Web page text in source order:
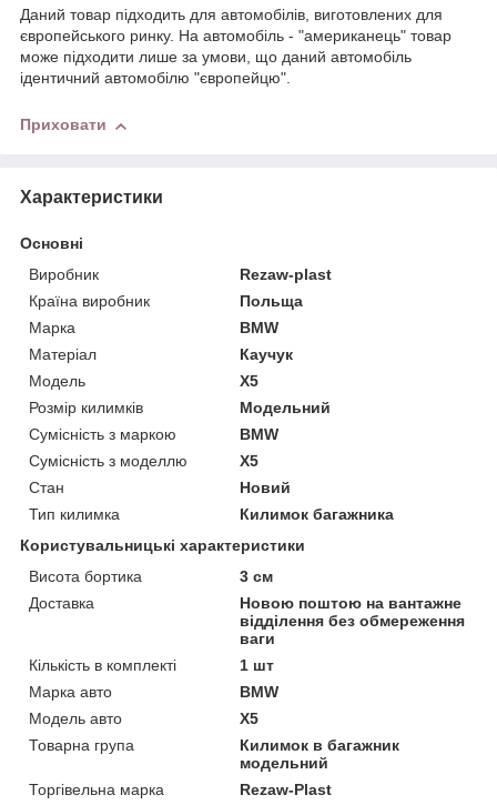
Даний товар підходить для автомобілів, виготовлених для
європейського ринку. На автомобіль - "американець" товар
може підходити лише за умови, що даний автомобіль
ідентичний автомобілю "європейцю".
Приховати
Характеристики
Основні
Виробник
Rezaw-plast
Країна виробник
Польща
Марка
BMW
Матеріал
Каучук
Модель
X5
Розмір килимків
Модельний
Сумісність з маркою
BMW
Сумісність з моделлю
X5
Стан
Новий
Тип килимка
Килимок багажника
Користувальницькі характеристики
Висота бортика
3 см
Доставка
Новою поштою на вантажне
відділення без обмереження
ваги
Кількість в комплекті
1 шт
Марка авто
BMW
Модель авто
X5
Товарна група
Килимок в багажник
модельний
Торгівельна марка
Rezaw-Plast